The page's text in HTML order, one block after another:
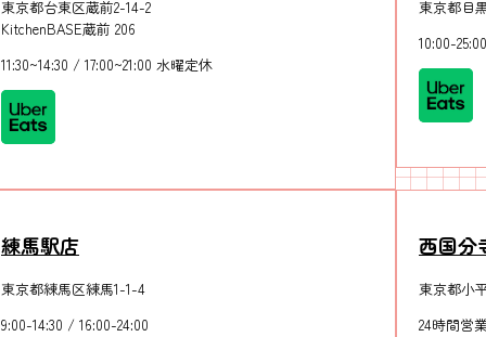
東京都台東区蔵前2-14-2
KitchenBASE蔵前 206
11:30~14:30 / 17:00~21:00 水曜定休
東京都目
10:00-25:00
練馬駅店
東京都練馬区練馬1-1-4
9:00-14:30 / 16:00-24:00
西国分
東京都小
24時間営